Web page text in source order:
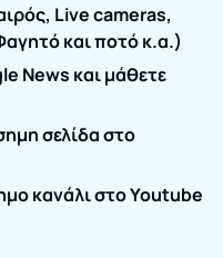
Live cameras,
και ποτό κ.α.)
News και μάθετε
σελίδα στο
κανάλι στο Youtube